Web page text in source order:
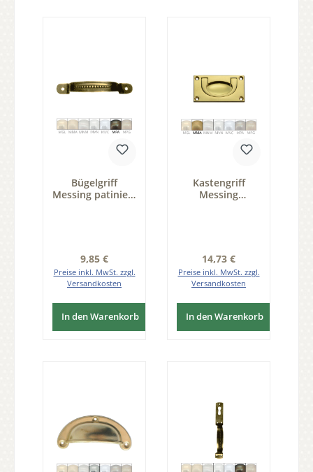
Bügelgriff
Messing patiniert
Regulärer Preis:
9,85 €
Preise inkl. MwSt. zzgl.
Versandkosten
In den Warenkorb
Kastengriff
Messing
Regulärer Preis:
14,73 €
Preise inkl. MwSt. zzgl.
Versandkosten
In den Warenkorb